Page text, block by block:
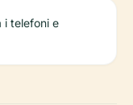
i telefoni e